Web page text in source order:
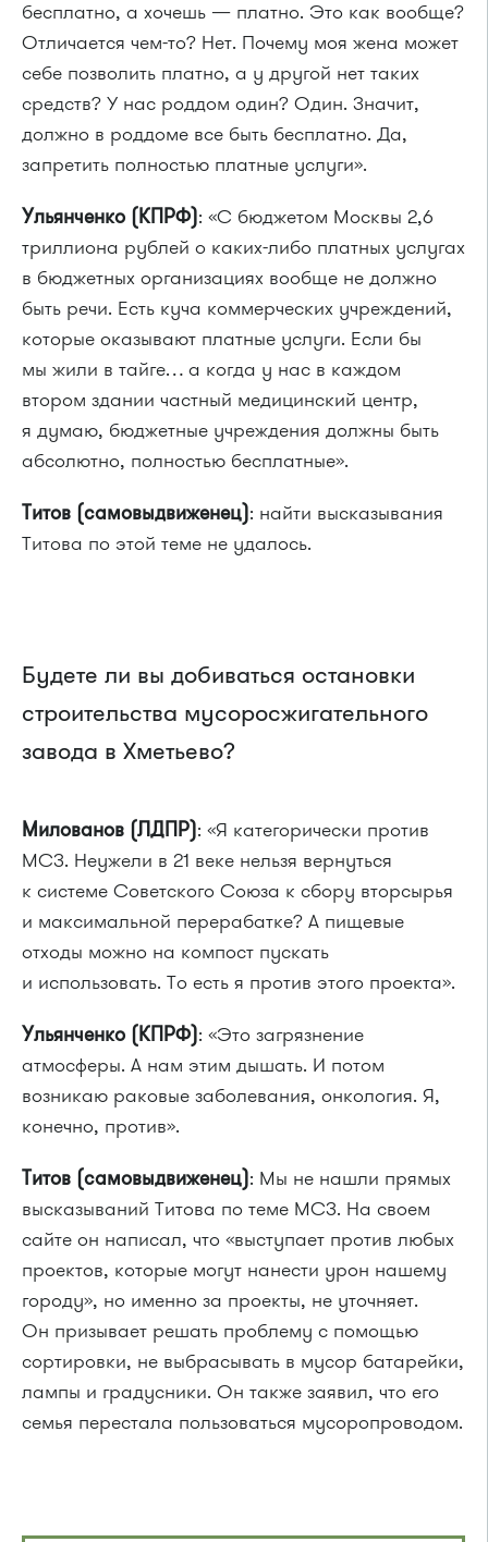
бесплатно, а хочешь — платно. Это как вообще?
Отличается чем-то? Нет. Почему моя жена может
себе позволить платно, а у другой нет таких
средств? У нас роддом один? Один. Значит,
должно в роддоме все быть бесплатно. Да,
запретить полностью платные услуги».
Ульянченко (КПРФ): «С бюджетом Москвы 2,6
триллиона рублей о каких-либо платных услугах
в бюджетных организациях вообще не должно
быть речи. Есть куча коммерческих учреждений,
которые оказывают платные услуги. Если бы
мы жили в тайге… а когда у нас в каждом
втором здании частный медицинский центр,
я думаю, бюджетные учреждения должны быть
абсолютно, полностью бесплатные».
Титов (самовыдвиженец): найти высказывания
Титова по этой теме не удалось.
Будете ли вы добиваться остановки
строительства мусоросжигательного
завода в Хметьево?
Милованов (ЛДПР): «Я категорически против
МСЗ. Неужели в 21 веке нельзя вернуться
к системе Советского Союза к сбору вторсырья
и максимальной перерабатке? А пищевые
отходы можно на компост пускать
и использовать. То есть я против этого проекта».
Ульянченко (КПРФ): «Это загрязнение
атмосферы. А нам этим дышать. И потом
возникаю раковые заболевания, онкология. Я,
конечно, против».
Титов (самовыдвиженец): Мы не нашли прямых
высказываний Титова по теме МСЗ. На своем
сайте он написал, что «выступает против любых
проектов, которые могут нанести урон нашему
городу», но именно за проекты, не уточняет.
Он призывает решать проблему с помощью
сортировки, не выбрасывать в мусор батарейки,
лампы и градусники. Он также заявил, что его
семья перестала пользоваться мусоропроводом.